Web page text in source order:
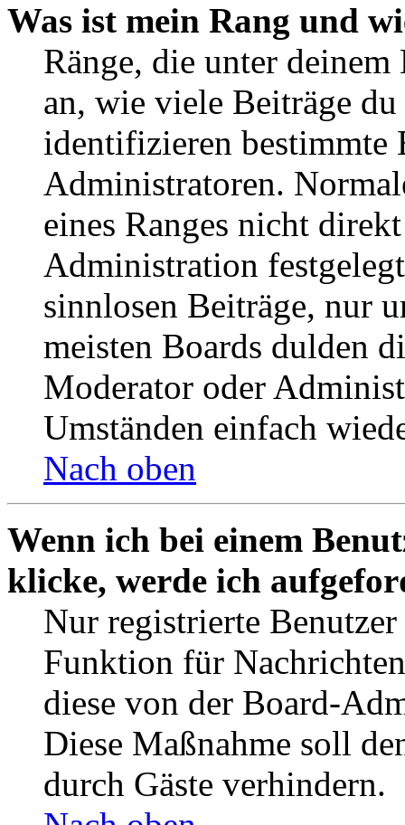
Was ist mein Rang und
Ränge, die unter deinem
an, wie viele Beiträge
identifizieren bestimmte
Administratoren.
eines Ranges nicht
Administration
sinnlosen Beiträge, nur
meisten Boards dulden
Moderator oder
Umständen einfach
Nach oben
Wenn ich bei einem
klicke, werde ich
Nur registrierte
Funktion für
diese von der Board-
Diese Maßnahme soll
durch Gäste verhindern.